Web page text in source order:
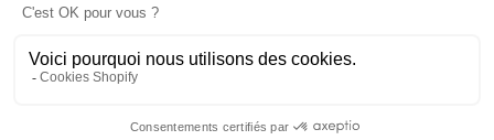
rechten
Privacybeleid